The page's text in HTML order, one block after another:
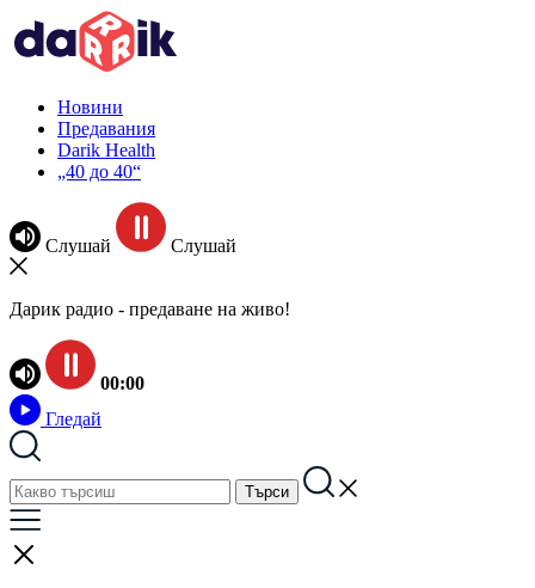
Новини
Предавания
Darik Health
„40 до 40“
Слушай Слушай
Дарик радио - предаване на живо!
00:00
Гледай